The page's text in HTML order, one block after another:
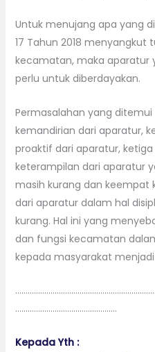
Untuk menujang apa yang
17 Tahun 2018 menyangkut
kecamatan, maka aparatur
perlu untuk diberdayakan.
Permasalahan yang
kemandirian dari aparatur,
proaktif dari aparatur,
keterampilan dari aparatur
masih kurang dan keempat
dari aparatur dalam hal
kurang. Hal ini yang
dan fungsi kecamatan
kepada masyarakat
………………………………………….
Kepada Yth :